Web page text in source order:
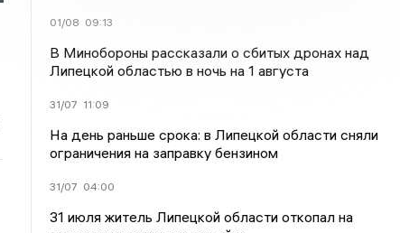
01/08 09:13
В Минобороны рассказали о сбитых дронах над
Липецкой областью в ночь на 1 августа
31/07 11:09
На день раньше срока: в Липецкой области сняли
ограничения на заправку бензином
31/07 04:00
31 июля житель Липецкой области откопал на